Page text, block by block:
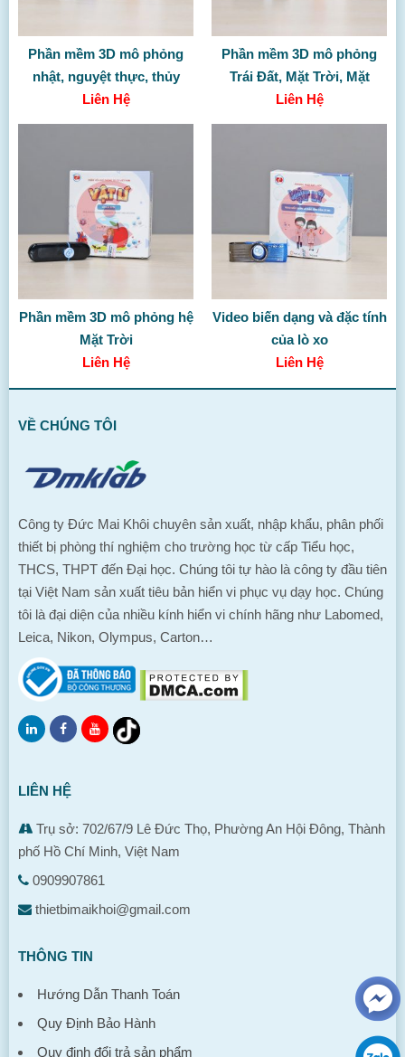
Phần mềm 3D mô phỏng
nhật, nguyệt thực, thủy
triều
Liên Hệ
Phần mềm 3D mô phỏng
Trái Đất, Mặt Trời, Mặt
Trăng
Liên Hệ
Phần mềm 3D mô phỏng hệ
Mặt Trời
Liên Hệ
Video biến dạng và đặc tính
của lò xo
Liên Hệ
VỀ CHÚNG TÔI
Công ty Đức Mai Khôi chuyên sản xuất, nhập khẩu, phân phối
thiết bị phòng thí nghiệm cho trường học từ cấp Tiểu học,
THCS, THPT đến Đại học. Chúng tôi tự hào là công ty đầu tiên
tại Việt Nam sản xuất tiêu bản hiển vi phục vụ dạy học. Chúng
tôi là đại diện của nhiều kính hiển vi chính hãng như Labomed,
Leica, Nikon, Olympus, Carton…
LIÊN HỆ
Trụ sở: 702/67/9 Lê Đức Thọ, Phường An Hội Đông, Thành
phố Hồ Chí Minh, Việt Nam
0909907861
thietbimaikhoi@gmail.com
THÔNG TIN
Hướng Dẫn Thanh Toán
Quy Định Bảo Hành
Quy định đổi trả sản phẩm